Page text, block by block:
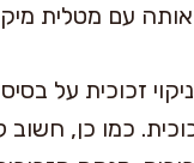
עם מטלית
זכוכית על
כמו כן, חשוב